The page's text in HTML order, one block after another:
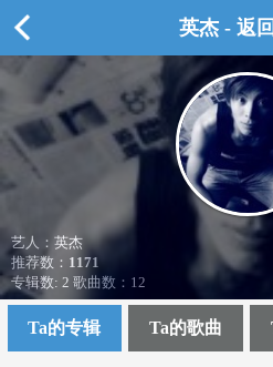
英杰 - 返
艺人：英杰
推荐数： 1171
专辑数: 2 歌曲数：12
Ta的专辑 Ta的歌曲